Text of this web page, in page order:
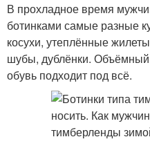
В прохладное время
ботинками самые разные
косухи, утеплённые
шубы, дублёнки. Объёмный
обувь подходит под всё.